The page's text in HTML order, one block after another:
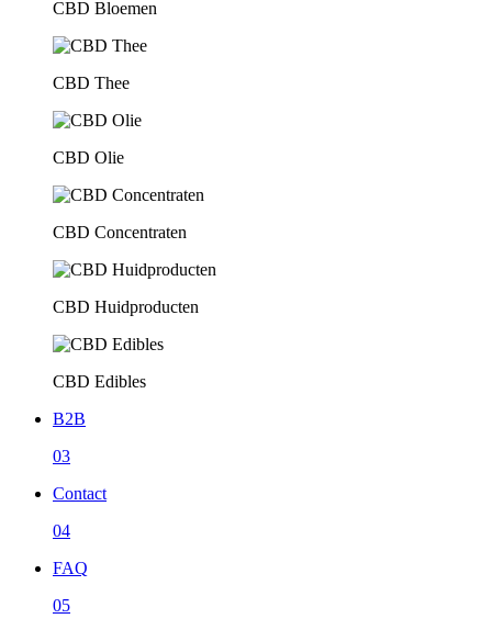
CBD Bloemen
CBD Thee
CBD Olie
CBD Concentraten
CBD Huidproducten
CBD Edibles
B2B
03
Contact
04
FAQ
05